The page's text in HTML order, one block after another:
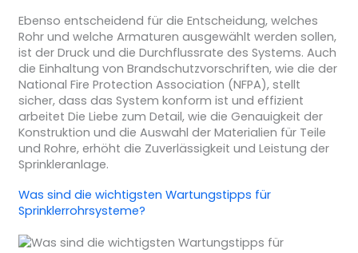
Ebenso entscheidend für die Entscheidung, welches
Rohr und welche Armaturen ausgewählt werden sollen,
ist der Druck und die Durchflussrate des Systems. Auch
die Einhaltung von Brandschutzvorschriften, wie die der
National Fire Protection Association (NFPA), stellt
sicher, dass das System konform ist und effizient
arbeitet Die Liebe zum Detail, wie die Genauigkeit der
Konstruktion und die Auswahl der Materialien für Teile
und Rohre, erhöht die Zuverlässigkeit und Leistung der
Sprinkleranlage.
Was sind die wichtigsten Wartungstipps für
Sprinklerrohrsysteme?